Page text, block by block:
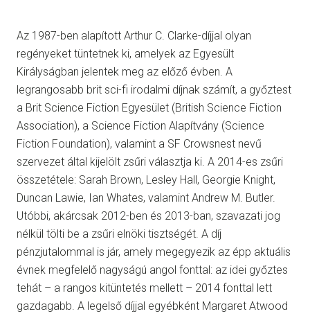
Az 1987-ben alapított Arthur C. Clarke-díjjal olyan
regényeket tüntetnek ki, amelyek az Egyesült
Királyságban jelentek meg az előző évben. A
legrangosabb brit sci-fi irodalmi díjnak számít, a győztest
a Brit Science Fiction Egyesület (British Science Fiction
Association), a Science Fiction Alapítvány (Science
Fiction Foundation), valamint a SF Crowsnest nevű
szervezet által kijelölt zsűri választja ki. A 2014-es zsűri
összetétele: Sarah Brown, Lesley Hall, Georgie Knight,
Duncan Lawie, Ian Whates, valamint Andrew M. Butler.
Utóbbi, akárcsak 2012-ben és 2013-ban, szavazati jog
nélkül tölti be a zsűri elnöki tisztségét. A díj
pénzjutalommal is jár, amely megegyezik az épp aktuális
évnek megfelelő nagyságú angol fonttal: az idei győztes
tehát – a rangos kitüntetés mellett – 2014 fonttal lett
gazdagabb. A legelső díjjal egyébként Margaret Atwood